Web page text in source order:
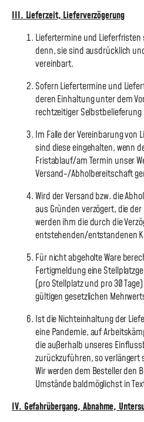
III. Lieferzeit, Lieferverzögerung
Liefertermine und
denn, sie sind ausdrücklich
vereinbart.
Sofern Liefertermine und
deren Einhaltung unter dem
rechtzeitiger Selbstbelieferung
Im Falle der Vereinbarung
sind diese eingehalten, wenn
Fristablauf/am Termin unser
Versand-/Abholbereitschaft
Wird der Versand bzw. die
aus Gründen verzögert, die
werden ihm die durch die
entstehenden/entstandenen
Für nicht abgeholte Ware
Fertigmeldung eine
(pro Stellplatz und pro 30
gültigen gesetzlichen
Ist die Nichteinhaltung der
eine Pandemie, auf
die außerhalb unseres
zurückzuführen, so verlängert
Wir werden dem Besteller den
Umstände baldmöglichst in
IV. Gefahrübergang, Abnahme,